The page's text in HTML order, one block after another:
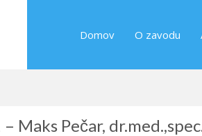
Domov O zavodu
Maks Pečar,